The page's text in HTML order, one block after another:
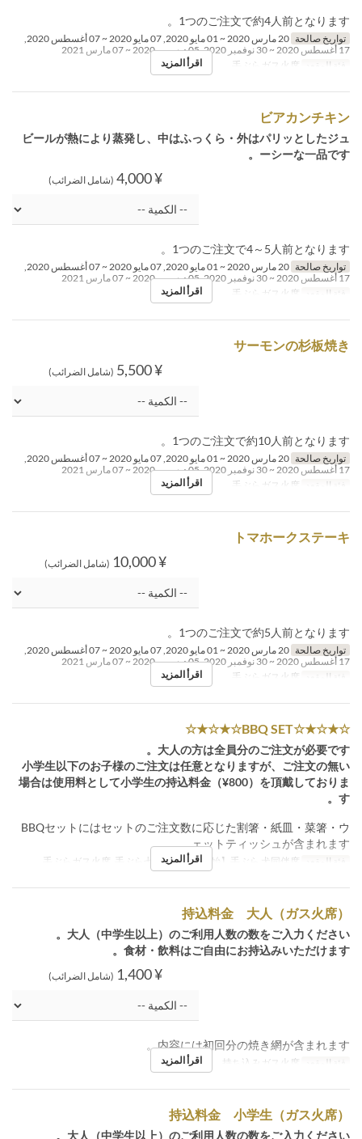
1つのご注文で約4人前となります。
تواريخ صالحة
20 مارس 2020 ~ 01 مايو 2020, 07 مايو 2020 ~ 07 أغسطس 2020,
17 أغسطس 2020 ~ 30 نوفمبر 2020, 05 ديسمبر 2020 ~ 07 مارس 2021
فئة المقعد
اقرأ المزيد
ビアカンチキン
ビールが熱により蒸発し、中はふっくら・外はパリッとしたジュ
ーシーな一品です。
¥ 4,000 (شامل الضرائب)
1つのご注文で4～5人前となります。
تواريخ صالحة
20 مارس 2020 ~ 01 مايو 2020, 07 مايو 2020 ~ 07 أغسطس 2020,
17 أغسطس 2020 ~ 30 نوفمبر 2020, 05 ديسمبر 2020 ~ 07 مارس 2021
فئة المقعد
اقرأ المزيد
サーモンの杉板焼き
¥ 5,500 (شامل الضرائب)
1つのご注文で約10人前となります。
تواريخ صالحة
20 مارس 2020 ~ 01 مايو 2020, 07 مايو 2020 ~ 07 أغسطس 2020,
17 أغسطس 2020 ~ 30 نوفمبر 2020, 05 ديسمبر 2020 ~ 07 مارس 2021
فئة المقعد
اقرأ المزيد
トマホークステーキ
¥ 10,000 (شامل الضرائب)
1つのご注文で約5人前となります。
تواريخ صالحة
20 مارس 2020 ~ 01 مايو 2020, 07 مايو 2020 ~ 07 أغسطس 2020,
17 أغسطس 2020 ~ 30 نوفمبر 2020, 05 ديسمبر 2020 ~ 07 مارس 2021
فئة المقعد
اقرأ المزيد
☆★☆★☆BBQ SET☆★☆★☆
大人の方は全員分のご注文が必要です。
小学生以下のお子様のご注文は任意となりますが、ご注文の無い
場合は使用料として小学生の持込料金（¥800）を頂戴しておりま
す。
BBQセットにはセットのご注文数に応じた割箸・紙皿・菜箸・ウ
ェットティッシュが含まれます。
فئة المقعد اقرأ المزيد
持込料金 大人（ガス火席）
大人（中学生以上）のご利用人数の数をご入力ください。
食材・飲料はご自由にお持込みいただけます。
¥ 1,400 (شامل الضرائب)
内容には初回分の焼き網が含まれます。
فئة المقعد اقرأ المزيد
持込料金 小学生（ガス火席）
大人（中学生以上）のご利用人数の数をご入力ください。